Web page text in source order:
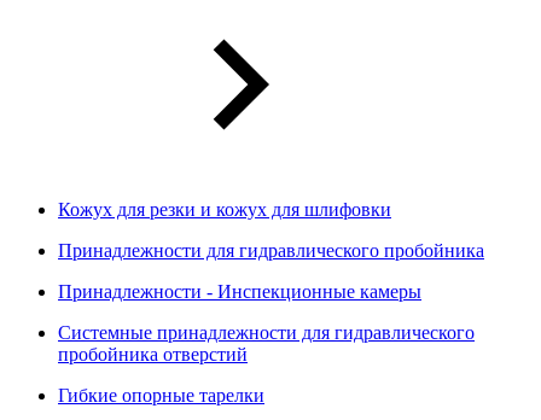
Кожух для резки и кожух для шлифовки
Принадлежности для гидравлического пробойника
Принадлежности - Инспекционные камеры
Системные принадлежности для гидравлического
пробойника отверстий
Гибкие опорные тарелки